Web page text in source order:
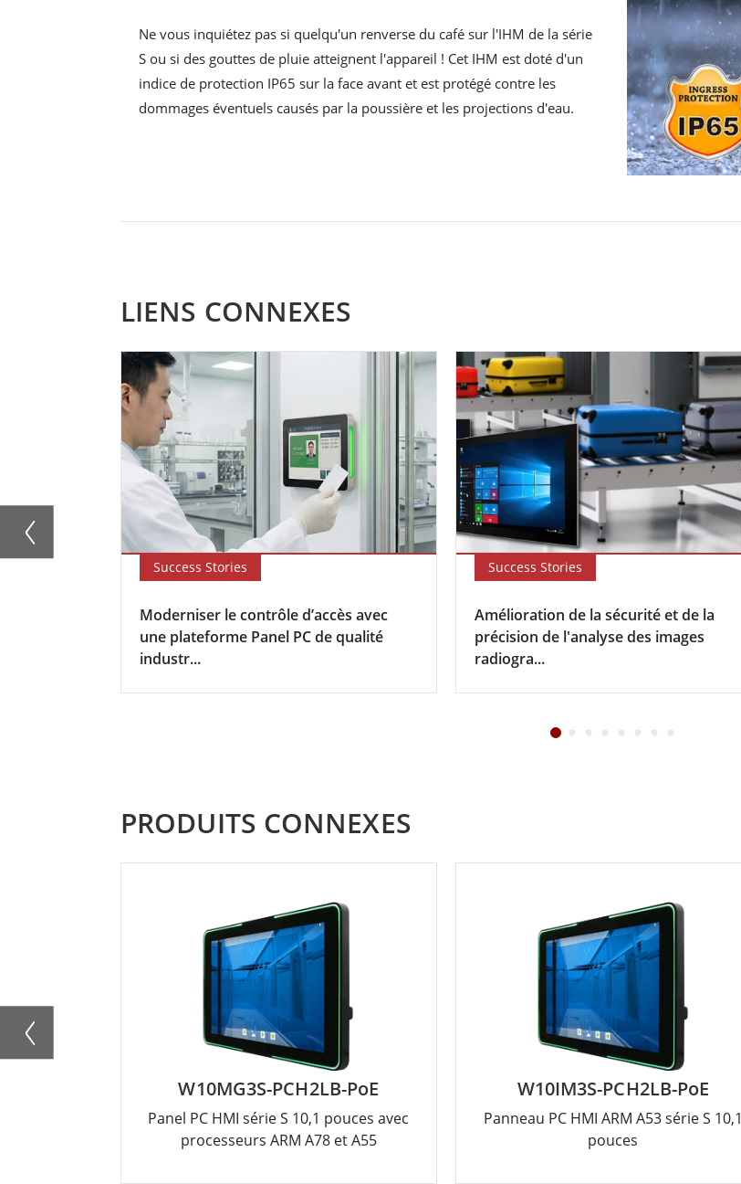
Ne vous inquiétez pas si quelqu'un renverse du café sur l'IHM de la série
S ou si des gouttes de pluie atteignent l'appareil ! Cet IHM est doté d'un
indice de protection IP65 sur la face avant et est protégé contre les
dommages éventuels causés par la poussière et les projections d'eau.
LIENS CONNEXES
Success Stories
Moderniser le contrôle d’accès avec
une plateforme Panel PC de qualité
industr...
Success Stories
Amélioration de la sécurité et de la
précision de l'analyse des images
radiogra...
PRODUITS CONNEXES
W10MG3S-PCH2LB-PoE
Panel PC HMI série S 10,1 pouces avec
processeurs ARM A78 et A55
W10IM3S-PCH2LB-PoE
Panneau PC HMI ARM A53 série S 10,1
pouces